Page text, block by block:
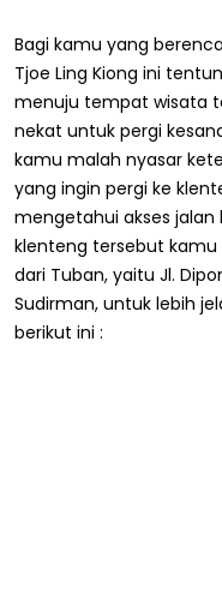
Bagi kamu yang
Tjoe Ling Kiong ini
menuju tempat wisata
nekat untuk pergi
kamu malah nyasar
yang ingin pergi ke
mengetahui akses jalan
klenteng tersebut
dari Tuban, yaitu Jl.
Sudirman, untuk lebih
berikut ini :